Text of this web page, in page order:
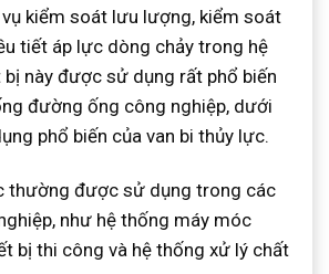
kiểm soát lưu lượng, kiểm soát
tiết áp lực dòng chảy trong hệ
này được sử dụng rất phổ biến
đường ống công nghiệp, dưới
phổ biến của van bi thủy lực.
thường được sử dụng trong các
như hệ thống máy móc
bị thi công và hệ thống xử lý chất